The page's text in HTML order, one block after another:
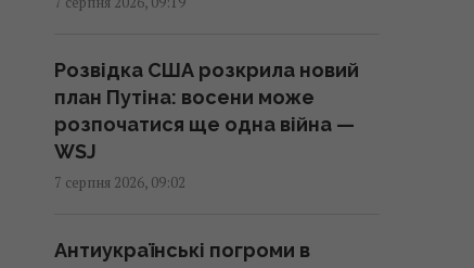
Що можна забрати з
готельного номера, а за що
доведеться заплатити:
Розвідка США розкрила новий
план Путіна: восени може
розпочатися ще одна війна —
WSJ
7 серпня 2026, 09:02
Антиукраїнські погроми в